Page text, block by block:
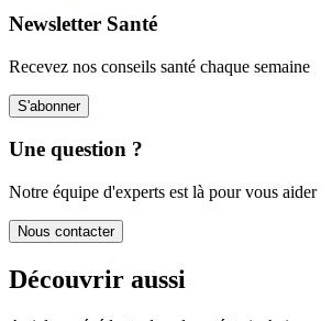
Newsletter Santé
Recevez nos conseils santé chaque semaine
S'abonner
Une question ?
Notre équipe d'experts est là pour vous aider
Nous contacter
Découvrir aussi